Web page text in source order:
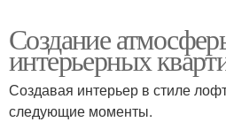
Создание
интерьерных
Создавая интерьер в стиле
следующие моменты.